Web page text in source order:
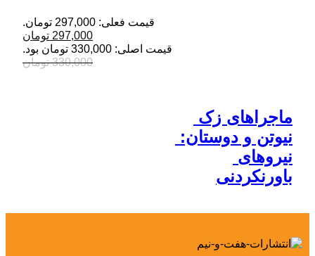
330,000 تومان
قیمت اصلی: 330,000 تومان بود.
297,000 تومان
قیمت فعلی: 297,000 تومان.
باورنکردنی